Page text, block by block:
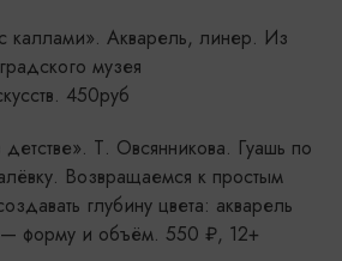
каллами». Акварель, линер. Из
музея
450руб
Т. Овсянникова. Гуашь по
Возвращаемся к простым
глубину цвета: акварель
— форму и объём. 550 ₽, 12+